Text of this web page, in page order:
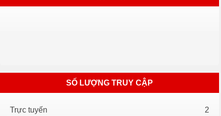
SỐ LƯỢNG TRUY CẬP
Trực tuyến
2